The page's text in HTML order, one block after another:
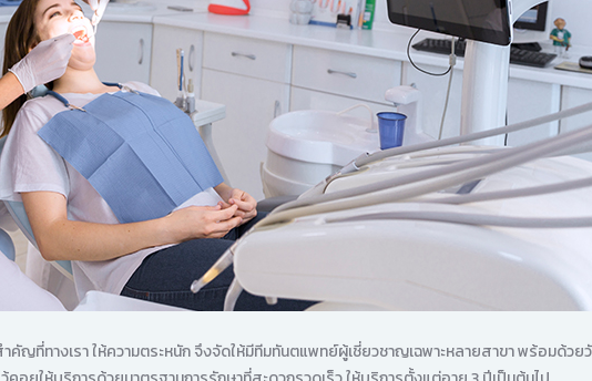
ที่ทางเรา ให้ความตระหนัก จึงจัดให้มีทีมทันตแพทย์ผู้เชี่ยวชาญเฉพาะหลายสาขา พร้อมด้วย